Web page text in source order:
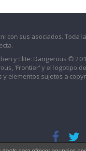
con sus asociados. Toda la
y Elite: Dangerous ©
'Frontier' y el logotipo
y elementos sujetos a